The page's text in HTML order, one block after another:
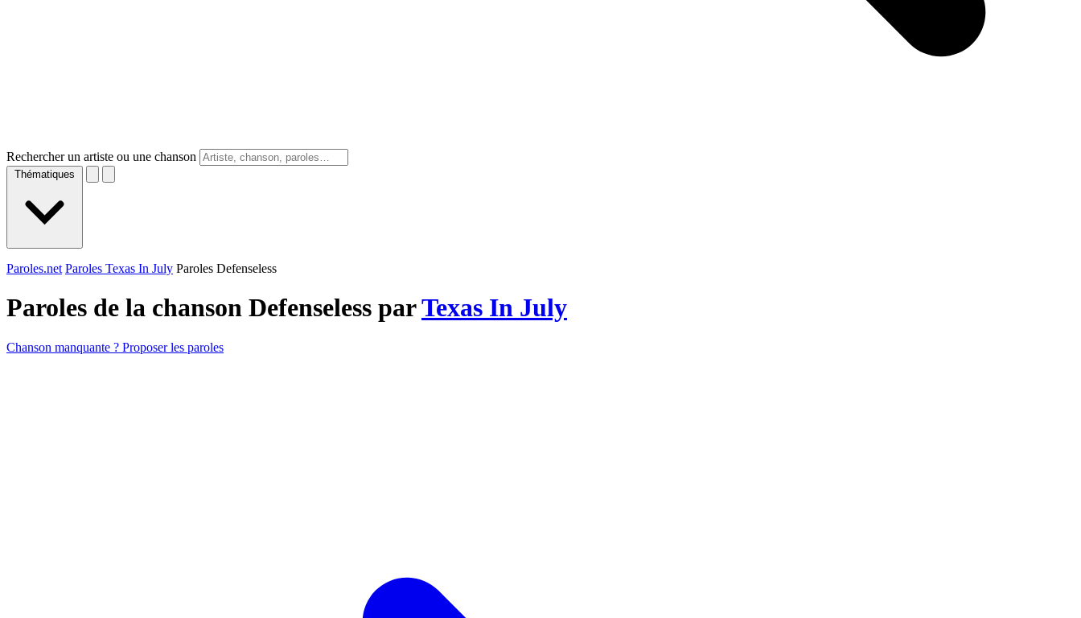
Rechercher un artiste ou une chanson
Thématiques
Paroles.net Paroles Texas In July Paroles Defenseless
Paroles de la chanson Defenseless parTexas In July
Chanson manquante ? Proposer les paroles